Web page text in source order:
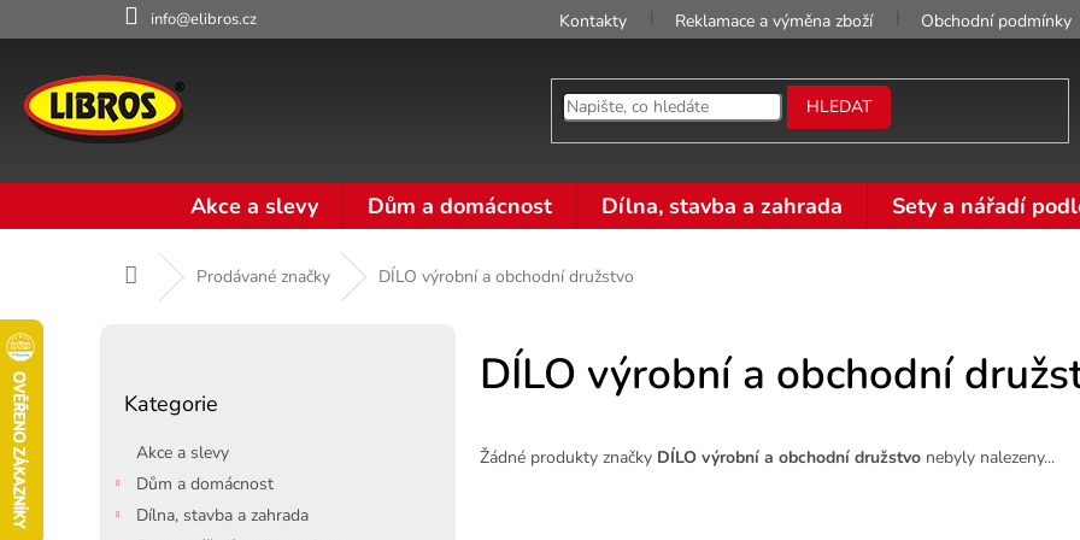
na
info@elibros.cz Kontakty Reklamace a výměna zboží Obchodní podmínky
HLEDAT
Akce a slevy Dům a domácnost Dílna, stavba a zahrada Sety a nářadí
Domů Prodávané značky DÍLO výrobní a obchodní družstvo
kategorie
Kategorie
Akce a slevy
Dům a domácnost
Dílna, stavba a zahrada
DÍLO výrobní a obchodní
Žádné produkty značky DÍLO výrobní a obchodní družstvo nebyly nalezeny...